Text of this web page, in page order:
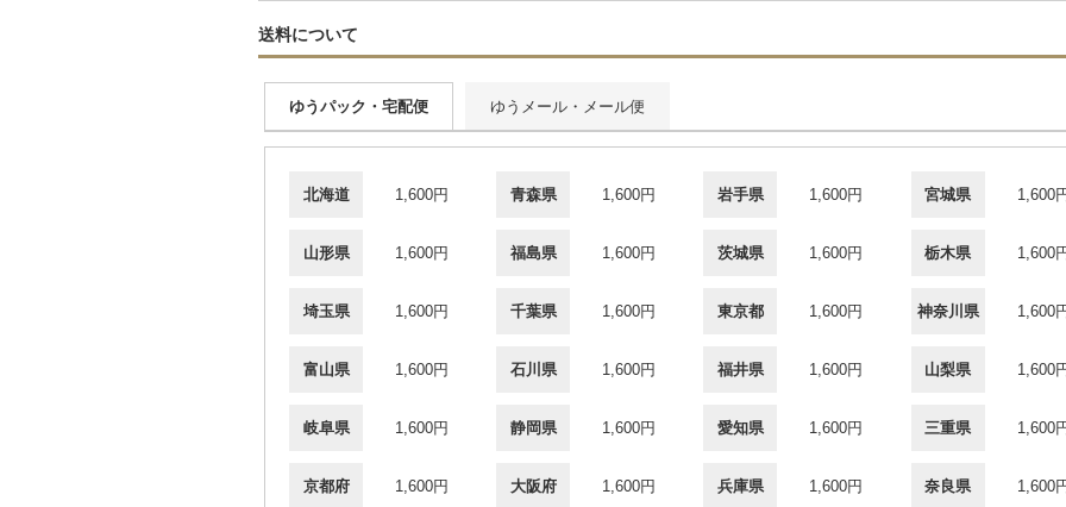
送料について
ゆうパック・宅配便 ゆうメール・メール便
北海道 1,600円 青森県 1,600円 岩手県 1,600円 宮城県 1,600
山形県 1,600円 福島県 1,600円 茨城県 1,600円 栃木県 1,600
埼玉県 1,600円 千葉県 1,600円 東京都 1,600円 神奈川県 1,600
富山県 1,600円 石川県 1,600円 福井県 1,600円 山梨県 1,600
岐阜県 1,600円 静岡県 1,600円 愛知県 1,600円 三重県 1,600
京都府 1,600円 大阪府 1,600円 兵庫県 1,600円 奈良県 1,600